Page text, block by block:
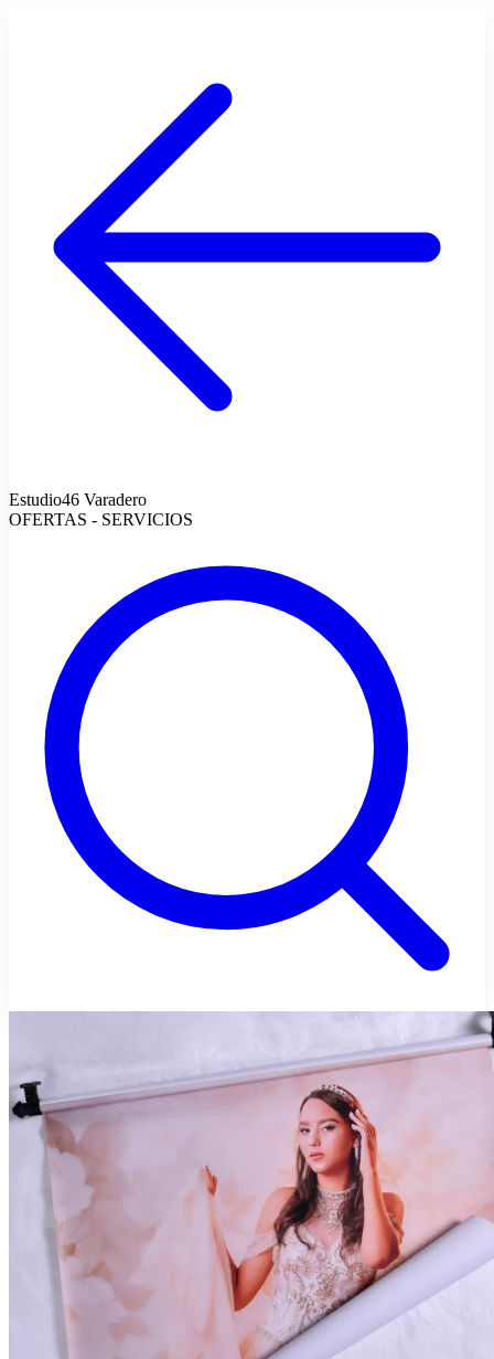
Estudio46 Varadero
OFERTAS - SERVICIOS